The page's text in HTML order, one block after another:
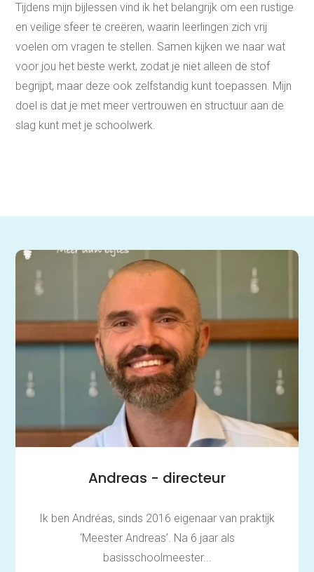
Tijdens mijn bijlessen vind ik het belangrijk om een rustige
en veilige sfeer te creëren, waarin leerlingen zich vrij
voelen om vragen te stellen. Samen kijken we naar wat
voor jou het beste werkt, zodat je niet alleen de stof
begrijpt, maar deze ook zelfstandig kunt toepassen. Mijn
doel is dat je met meer vertrouwen en structuur aan de
slag kunt met je schoolwerk.
Andreas - directeur
Ik ben Andréas, sinds 2016 eigenaar van praktijk
‘Meester Andreas’. Na 6 jaar als
basisschoolmeester...